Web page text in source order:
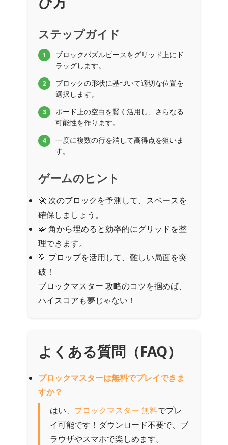
ステップガイド
1
ブロックパズルピースをグリッド上にド
ラッグします。
2
ブロックの形状に基づいて適切な位置を
選択します。
3
ボード上の空白を賢く活用し、さらなる
可能性を作ります。
4
一度に複数の行を消して高得点を狙いま
す。
ゲームのヒント
🚀 次のブロックを予測して、スペースを
確保しましょう。
🧩 角から埋めると効率的にグリッドを整
理できます。
💡 プロップを活用して、難しい局面を突
破！
ブロックマスター 攻略のコツを掴めば、
ハイスコアも夢じゃない！
よくある質問（FAQ）
ブロックマスターは無料でプレイできま
すか？
はい、 ブロックマスター 無料でプレ
イ可能です！ダウンロード不要で、ブ
ラウザやスマホで楽しめます。